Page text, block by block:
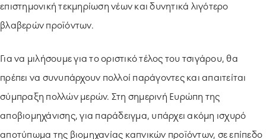
επιστημονική τεκμηρίωση νέων και δυνητικά λιγότερο
βλαβερών προϊόντων.
Για να μιλήσουμε για το οριστικό τέλος του τσιγάρου, θα
πρέπει να συνυπάρχουν πολλοί παράγοντες και απαιτείται
σύμπραξη πολλών μερών. Στη σημερινή Ευρώπη της
αποβιομηχάνισης, για παράδειγμα, υπάρχει ακόμη ισχυρό
αποτύπωμα της βιομηχανίας καπνικών προϊόντων, σε επίπεδο